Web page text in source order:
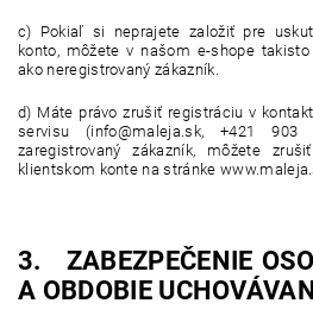
c) Pokiaľ si neprajete založiť pre
konto, môžete v našom e-shope
ako neregistrovaný zákazník.
d) Máte právo zrušiť registráciu v
servisu (info@maleja.sk, +421
zaregistrovaný zákazník, môžete
klientskom konte na stránke
3. ZABEZPEČENIE
A OBDOBIE